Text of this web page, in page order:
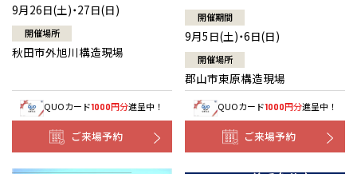
9月26日(土)・27日(日)
開催場所
秋田市外旭川構造現場
QUOカード1000円分進呈中！
ご来場予約
開催期間
9月5日(土)・6日(日)
開催場所
郡山市東原構造現場
QUOカード1000円分進呈中！
ご来場予約